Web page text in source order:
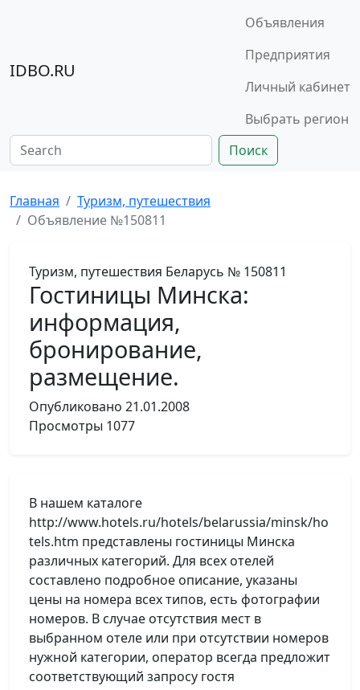
IDBO.RU
Объявления
Предприятия
Личный кабинет
Выбрать регион
Поиск
Главная
Туризм, путешествия
Объявление №150811
Туризм, путешествия Беларусь № 150811
Гостиницы Минска:
информация,
бронирование,
размещение.
Опубликовано 21.01.2008
Просмотры 1077
В нашем каталоге
http://www.hotels.ru/hotels/belarussia/minsk/ho
tels.htm представлены гостиницы Минска
различных категорий. Для всех отелей
составлено подробное описание, указаны
цены на номера всех типов, есть фотографии
номеров. В случае отсутствия мест в
выбранном отеле или при отсутствии номеров
нужной категории, оператор всегда предложит
соответствующий запросу гостя